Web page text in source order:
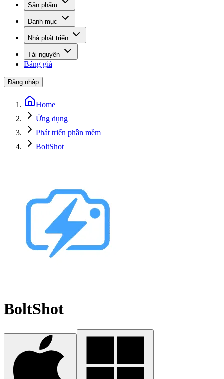
Sản phẩm
Danh mục
Nhà phát triển
Tài nguyên
Bảng giá
Đăng nhập
Home
Ứng dụng
Phát triển phần mềm
BoltShot
BoltShot